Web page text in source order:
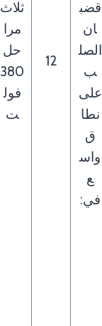
قضب
ان
الصل
ب
على
نطا
ق
واس
ع
في:
12
ثلاث
مرا
حل
380
فول
ت